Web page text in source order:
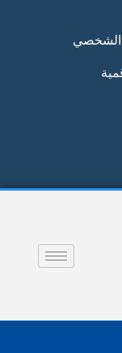
الشخصي